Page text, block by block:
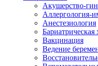
Акушерство-
Аллергология-
Анестезиология
Бариатрическая
Вакцинация
Ведение